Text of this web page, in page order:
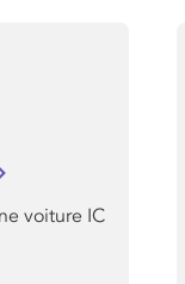
voiture IC